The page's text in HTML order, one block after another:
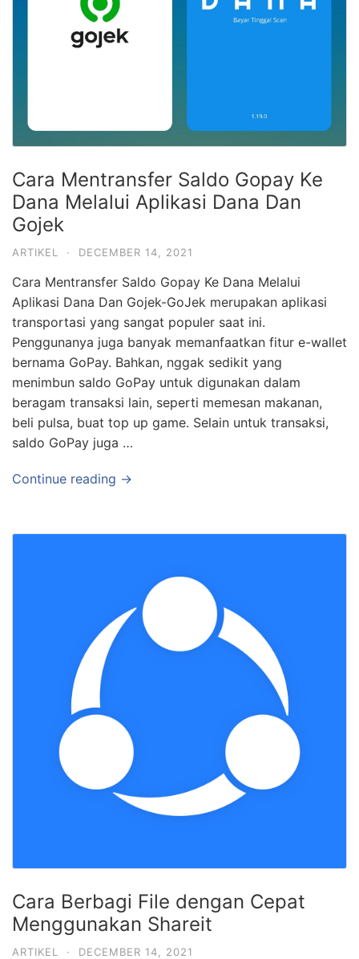
Cara Mentransfer Saldo Gopay Ke
Dana Melalui Aplikasi Dana Dan
Gojek
ARTIKEL · DECEMBER 14, 2021
Cara Mentransfer Saldo Gopay Ke Dana Melalui
Aplikasi Dana Dan Gojek-GoJek merupakan aplikasi
transportasi yang sangat populer saat ini.
Penggunanya juga banyak memanfaatkan fitur e-wallet
bernama GoPay. Bahkan, nggak sedikit yang
menimbun saldo GoPay untuk digunakan dalam
beragam transaksi lain, seperti memesan makanan,
beli pulsa, buat top up game. Selain untuk transaksi,
saldo GoPay juga …
Continue reading →
Cara Berbagi File dengan Cepat
Menggunakan Shareit
ARTIKEL · DECEMBER 14, 2021